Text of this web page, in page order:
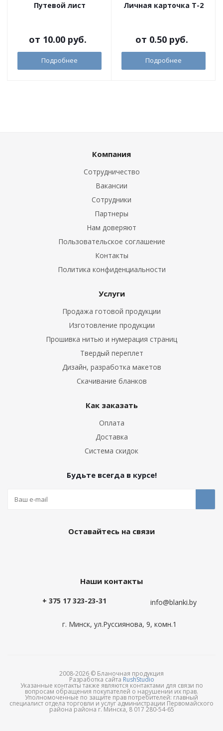
Путевой лист
от 10.00 руб.
Подробнее
Личная карточка Т-2
от 0.50 руб.
Подробнее
Компания
Сотрудничество
Вакансии
Сотрудники
Партнеры
Нам доверяют
Пользовательское соглашение
Контакты
Политика конфиденциальности
Услуги
Продажа готовой продукции
Изготовление продукции
Прошивка нитью и нумерация страниц
Твердый переплет
Дизайн, разработка макетов
Скачивание бланков
Как заказать
Оплата
Доставка
Система скидок
Будьте всегда в курсе!
Оставайтесь на связи
Наши контакты
+ 375 17 323-23-31 info@blanki.by
г. Минск, ул.Руссиянова, 9, комн.1
2008-2026 © Бланочная продукция
Разработка сайта RushStudio
Указанные контакты также являются контактами для связи по
вопросам обращения покупателей о нарушении их прав.
Уполномоченные по защите прав потребителей: главный
специалист отдела торговли и услуг администрации Первомайского
района района г. Минска, 8 017 280-54-65